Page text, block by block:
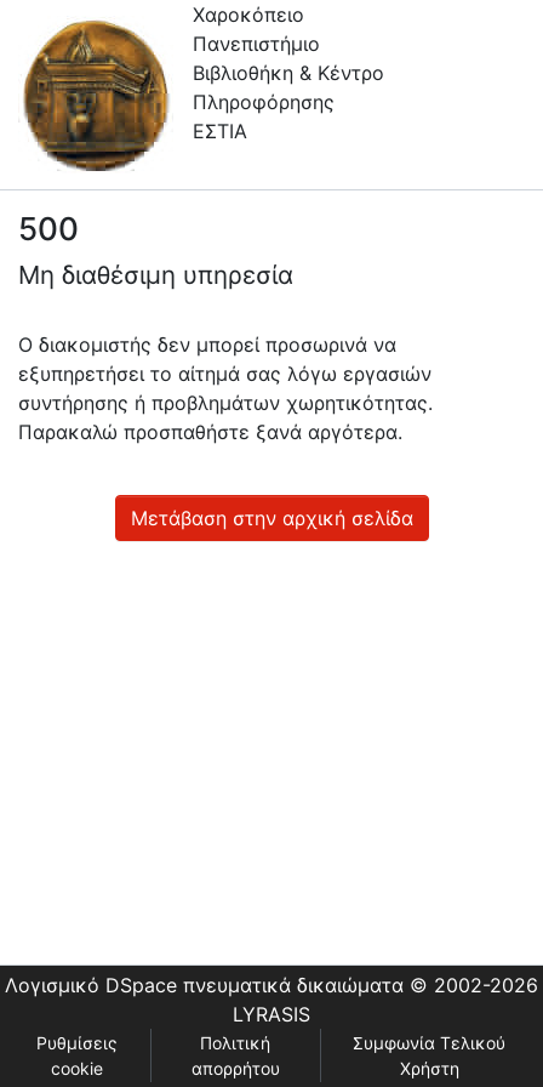
Χαροκόπειο
Πανεπιστήμιο
Βιβλιοθήκη & Κέντρο
Πληροφόρησης
ΕΣΤΙΑ
Πληροφορίες
Επικοινωνία
Υπηρεσίες
Αυτοαπόθεσης
Ανοιχτά
Δεδομένα
500
Μη διαθέσιμη υπηρεσία
Ο διακομιστής δεν μπορεί προσωρινά να
εξυπηρετήσει το αίτημά σας λόγω εργασιών
συντήρησης ή προβλημάτων χωρητικότητας.
Παρακαλώ προσπαθήστε ξανά αργότερα.
Μετάβαση στην αρχική σελίδα
Λογισμικό DSpace πνευματικά δικαιώματα © 2002-2026
LYRASIS
Ρυθμίσεις
cookie
Πολιτική
απορρήτου
Συμφωνία Τελικού
Χρήστη